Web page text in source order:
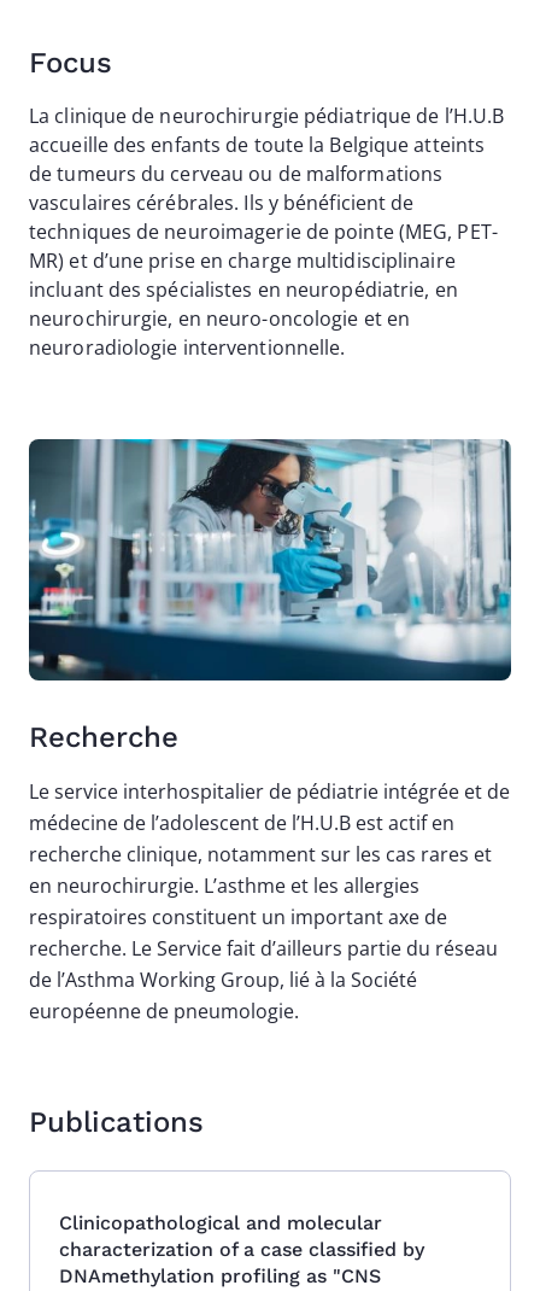
Focus
La clinique de neurochirurgie pédiatrique de l’H.U.B
accueille des enfants de toute la Belgique atteints
de tumeurs du cerveau ou de malformations
vasculaires cérébrales. Ils y bénéficient de
techniques de neuroimagerie de pointe (MEG, PET-
MR) et d’une prise en charge multidisciplinaire
incluant des spécialistes en neuropédiatrie, en
neurochirurgie, en neuro-oncologie et en
neuroradiologie interventionnelle.
Image
Recherche
Le service interhospitalier de pédiatrie intégrée et de
médecine de l’adolescent de l’H.U.B est actif en
recherche clinique, notamment sur les cas rares et
en neurochirurgie. L’asthme et les allergies
respiratoires constituent un important axe de
recherche. Le Service fait d’ailleurs partie du réseau
de l’Asthma Working Group, lié à la Société
européenne de pneumologie.
Publications
Clinicopathological and molecular
characterization of a case classified by
DNAmethylation profiling as "CNS